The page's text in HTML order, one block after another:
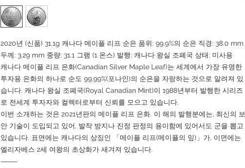
2020년 (신품) 31.1g 캐나다 메이플 리프 순은 품위: 99.9%의 순은 직경: 38.0 mm
두께: 3.29 mm 중량: 31.1 그램 (1 온스) 발행: 캐나다 왕실 조폐국 상태: 미사용
캐나다 메이플 리프 은화(Canadian Silver Maple Leaf)는 세계에서 가장 유명한
투자용 은화의 하나로 순도 99.99%(포나인)의 순은을 자랑하는 것으로 알려져 있
습니다. 캐나다 왕실 조폐국(Royal Canadian Mint)이 1988년부터 발행한 시리즈
로 전세계 투자자와 컬렉터로부터 신뢰를 모으고 있습니다.
이번 소개하는 것은 2021년판의 메이플 리프 은화. 이 해의 발행분에는, 최신의 보
안 기술이 도입되고 있어, 발작 방지나 진정 판정의 용이함에 있어서도 군을 뽑고
있습니다. 표면에는 캐나다의 상징인 「메이플 리프(메이플의 잎)」가, 이면에는
엘리자베스 2세 여왕의 초상화가 새겨져 있습니다.
⸻